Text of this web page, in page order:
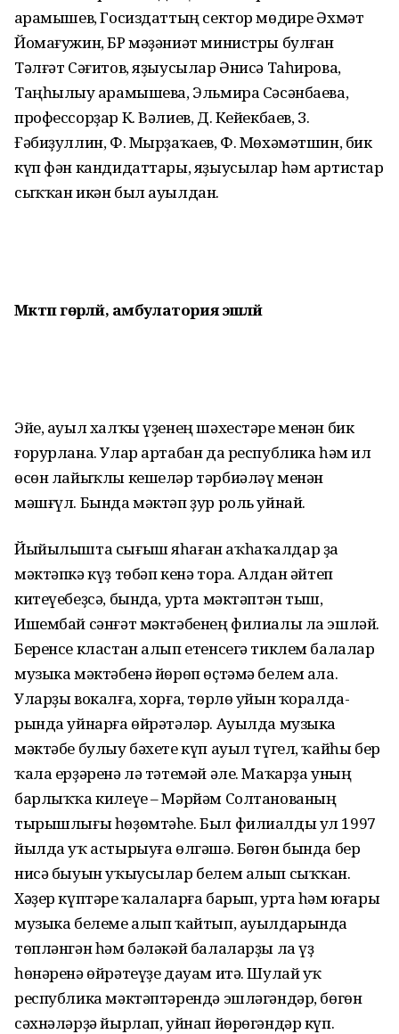
Ҡарамышев, Госиздаттың сектор мөдире Әхмәт
Йомағужин, БР мәҙәниәт министры булған
Тәлғәт Сәғитов, яҙыусылар Әнисә Таһирова,
Таңһылыу Ҡарамышева, Эльмира Сәсәнбаева,
профессорҙар К. Вәлиев, Д. Кейекбаев, З.
Ғәбиҙуллин, Ф. Мыр­ҙаҡаев, Ф. Мөхәмәтшин, бик
күп фән кандидаттары, яҙыусылар һәм артис­тар
сыҡҡан икән был ауылдан.
Мәктәп гөрләй, амбулатория эшләй
Эйе, ауыл халҡы үҙенең шәхестәре менән бик
ғорурлана. Улар артабан да республика һәм ил
өсөн лайыҡлы кешеләр тәрбиәләү менән
мәшғүл. Бында мәктәп ҙур роль уйнай.
Йыйылышта сығыш яһаған аҡһа­ҡалдар ҙа
мәктәпкә күҙ төбәп кенә тора. Алдан әйтеп
китеүебеҙсә, бында, урта мәктәптән тыш,
Ишембай сәнғәт мәктәбенең филиалы ла эш­ләй.
Беренсе кластан алып етенсегә тиклем балалар
музыка мәктәбенә йөрөп өҫтәмә белем ала.
Уларҙы вокалға, хорға, төрлө уйын ҡоралда­
рында уйнарға өйрәтәләр. Ауылда музыка
мәктәбе булыу бәхете күп ауыл түгел, ҡайһы бер
ҡала ерҙәренә лә тәтемәй әле. Маҡарҙа уның
бар­лыҡҡа килеүе – Мәрйәм Солтанова­ның
тырышлығы һөҙөм­тәһе. Был филиалды ул 1997
йылда уҡ астырыуға өлгәшә. Бөгөн бында бер
нисә быуын уҡыусылар белем алып сыҡҡан.
Хәҙер күптәре ҡала­ларға барып, урта һәм юғары
музыка белеме алып ҡайтып, ауылдарында
төпләнгән һәм бәләкәй балаларҙы ла үҙ
һөнәренә өйрәтеүҙе дауам итә. Шулай уҡ
республика мәктәптәрендә эшләгәндәр, бөгөн
сәхнәләрҙә йырлап, уйнап йөрөгәндәр күп.